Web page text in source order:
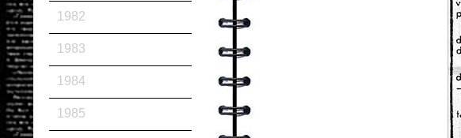
1982
1983
1984
1985